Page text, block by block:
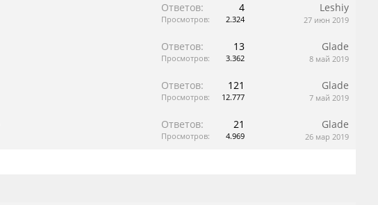
Ответов: 4
Просмотров: 2.324
Leshiy
27 июн 2019
Ответов: 13
Просмотров: 3.362
Glade
8 май 2019
Ответов: 121
Просмотров: 12.777
Glade
7 май 2019
Ответов: 21
Просмотров: 4.969
Glade
26 мар 2019